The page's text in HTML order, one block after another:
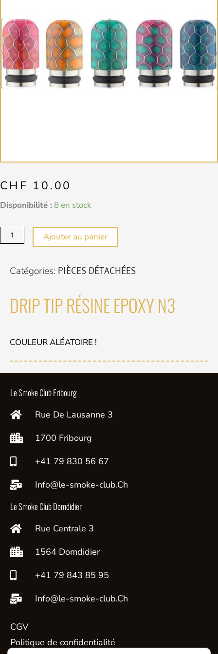
CHF 10.00
Disponibilité : 8 en stock
quantité
DRIP
TIP
EPOXY
Ajouter au panier
Catégories: PIÈCES DÉTACHÉES
DRIP TIP RÉSINE EPOXY N3
COULEUR ALÉATOIRE !
Le Smoke Club Fribourg
Rue De Lausanne 3
1700 Fribourg
+41 79 830 56 67
Info@le-smoke-club.Ch
Le Smoke Club Domdidier
Rue Centrale 3
1564 Domdidier
+41 79 843 85 95
Info@le-smoke-club.Ch
CGV
Politique de confidentialité